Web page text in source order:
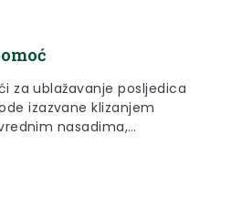
za ublažavanje posljedica
izazvane klizanjem
nasadima,
objekata, u